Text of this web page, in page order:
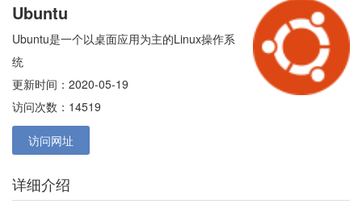
Ubuntu
Ubuntu是一个以桌面应用为主的Linux操作系
统
更新时间：2020-05-19
访问次数：14519
访问网址
详细介绍